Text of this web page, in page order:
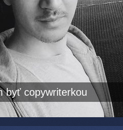
byť copywriterkou